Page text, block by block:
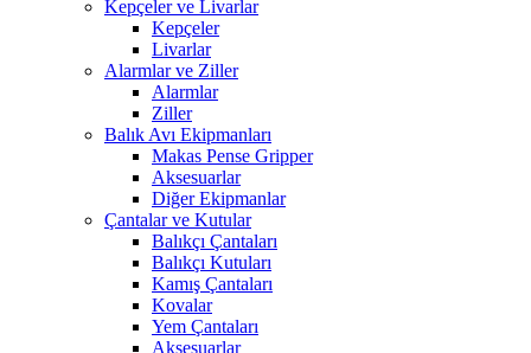
Kepçeler ve Livarlar
Kepçeler
Livarlar
Alarmlar ve Ziller
Alarmlar
Ziller
Balık Avı Ekipmanları
Makas Pense Gripper
Aksesuarlar
Diğer Ekipmanlar
Çantalar ve Kutular
Balıkçı Çantaları
Balıkçı Kutuları
Kamış Çantaları
Kovalar
Yem Çantaları
Aksesuarlar